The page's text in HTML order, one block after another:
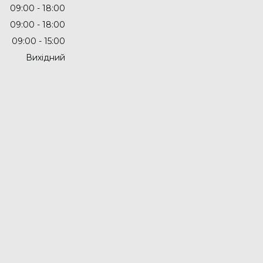
09:00
18:00
09:00
18:00
09:00
15:00
Вихідний